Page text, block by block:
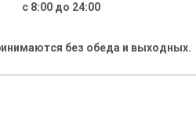
с 8:00 до 24:00
без обеда и выходных.